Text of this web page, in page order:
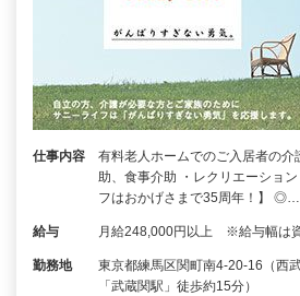
仕事内容
有料老人ホームでのご入居者の
助、食事介助 ・レクリエーショ
フはおかげさまで35周年！】 ◎…
給与 月給248,000円以上 ※給与幅は
勤務地
東京都練馬区関町南4-20-16（西
「武蔵関駅」徒歩約15分）